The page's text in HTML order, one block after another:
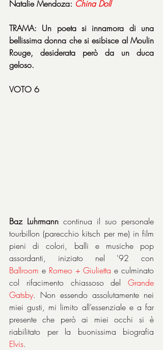
Natalie Mendoza: China Doll
TRAMA: Un poeta si innamora di una
bellissima donna che si esibisce al Moulin
Rouge, desiderata però da un duca
geloso.
VOTO 6
Baz Luhrmann continua il suo personale
tourbillon (parecchio kitsch per me) in film
pieni di colori, balli e musiche pop
Ballroom e Romeo + Giulietta e culminato
col rifacimento chiassoso del Grande
Gatsby. Non essendo assolutamente nei
miei gusti, mi limito all’essenziale e a far
presente che però ai miei occhi si è
Elvis.